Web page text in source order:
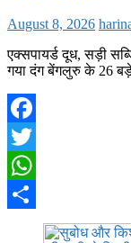
August 8, 2026
एक्सपायर्ड दूध, सड़ी
गया दंग बेंगलुरु के 26
Facebook
Twitter
WhatsApp